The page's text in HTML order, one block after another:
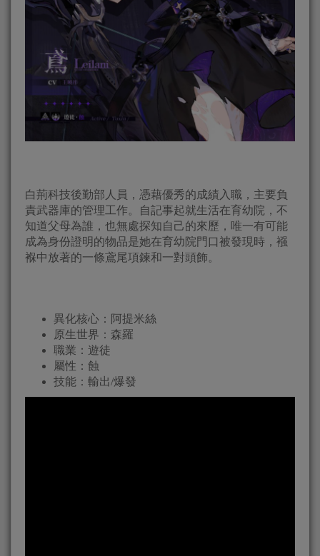
白荊科技後勤部人員，憑藉優秀的成績入職，主要負
責武器庫的管理工作。自記事起就生活在育幼院，不
知道父母為誰，也無處探知自己的來歷，唯一有可能
成為身份證明的物品是她在育幼院門口被發現時，襁
褓中放著的一條鳶尾項鍊和一對頭飾。
異化核心：阿提米絲
原生世界：森羅
職業：遊徒
屬性：蝕
技能：輸出/爆發